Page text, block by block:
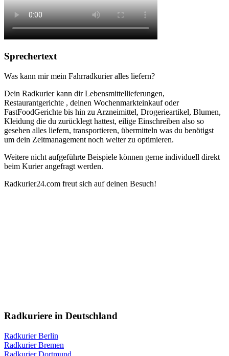
Sprechertext
Was kann mir mein Fahrradkurier alles liefern?
Dein Radkurier kann dirLebensmittellieferungen,
Restaurantgerichte , deinen Wochenmarkteinkauf oder
FastFoodGerichte bis hin zu Arzneimittel, Drogerieartikel, Blumen,
Kleidung die du zurücklegt hattest, eilige Einschreiben also so
gesehen alles liefern, transportieren, übermitteln was du benötigst
um dein Zeitmanagement noch weiter zu optimieren.
Weitere nicht aufgeführte Beispiele können gerne individuell direkt
beim Kurier angefragt werden.
Radkurier24.com freut sich auf deinen Besuch!
Radkuriere in Deutschland
Radkurier Berlin
Radkurier Bremen
Radkurier Dortmund